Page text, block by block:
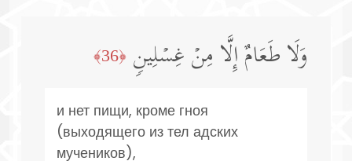
وَلَا طَعَامٌ إِلَّا مِنۡ غِسۡلِینࣲ ﴿36﴾
и нет пищи, кроме гноя
(выходящего из тел адских
мучеников),